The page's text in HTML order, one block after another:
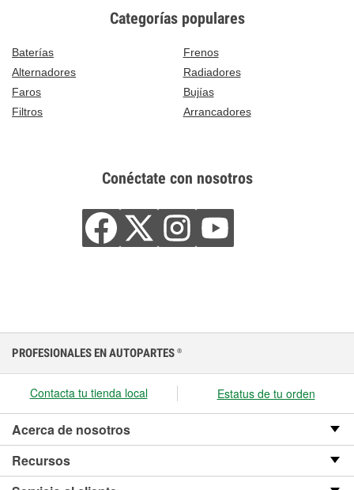
Categorías populares
Baterías
Frenos
Alternadores
Radiadores
Faros
Bujías
Filtros
Arrancadores
Conéctate con nosotros
PROFESIONALES EN AUTOPARTES ®
Contacta tu tienda local Estatus de tu orden
Acerca de nosotros
Recursos